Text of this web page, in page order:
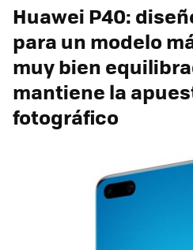
Huawei P40:
para un modelo
muy bien
mantiene la
fotográfico